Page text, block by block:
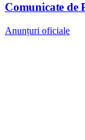
Comunicate de
Anunțuri oficiale